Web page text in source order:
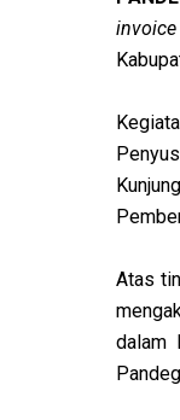
invoice
Atas
dalam